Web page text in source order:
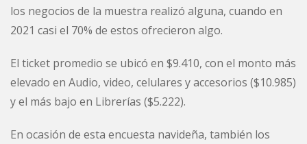
los negocios de la muestra realizó alguna, cuando en
2021 casi el 70% de estos ofrecieron algo.
El ticket promedio se ubicó en $9.410, con el monto más
elevado en Audio, video, celulares y accesorios ($10.985)
y el más bajo en Librerías ($5.222).
En ocasión de esta encuesta navideña, también los